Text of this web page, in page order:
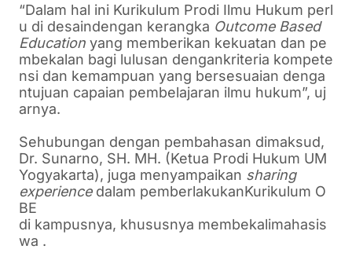
“Dalam hal ini Kurikulum Prodi Ilmu Hukum perl
u di desaindengan kerangka Outcome Based
Education yang memberikan kekuatan dan pe
mbekalan bagi lulusan dengankriteria kompete
nsi dan kemampuan yang bersesuaian denga
ntujuan capaian pembelajaran ilmu hukum”, uj
arnya.
Sehubungan dengan pembahasan dimaksud,
Dr. Sunarno, SH. MH. (Ketua Prodi Hukum UM
Yogyakarta), juga menyampaikan sharing
experience dalam pemberlakukanKurikulum O
BE
di kampusnya, khususnya membekalimahasis
wa .